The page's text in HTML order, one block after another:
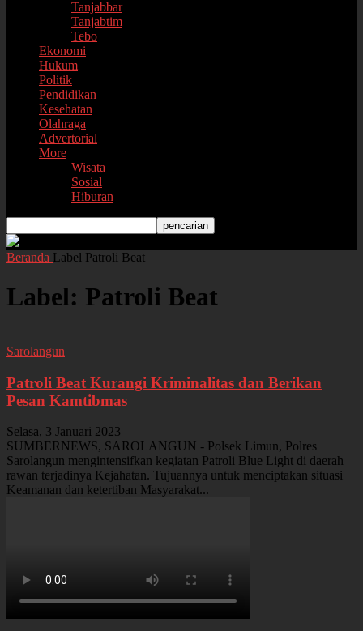
Tanjabbar
Tanjabtim
Tebo
Ekonomi
Hukum
Politik
Pendidikan
Kesehatan
Olahraga
Advertorial
More
Wisata
Sosial
Hiburan
Beranda Label Patroli Beat
Label: Patroli Beat
Sarolangun
Patroli Beat Kurangi Kriminalitas dan Berikan
Pesan Kamtibmas
Selasa, 3 Januari 2023
SUMBERNEWS, SAROLANGUN - Polsek Limun, Polres
Sarolangun mengintensifkan kegiatan Patroli Blue Light di daerah
rawan terjadinya Kejahatan. Tujuannya untuk menciptakan situasi
Keamanan dan ketertiban Masyarakat...